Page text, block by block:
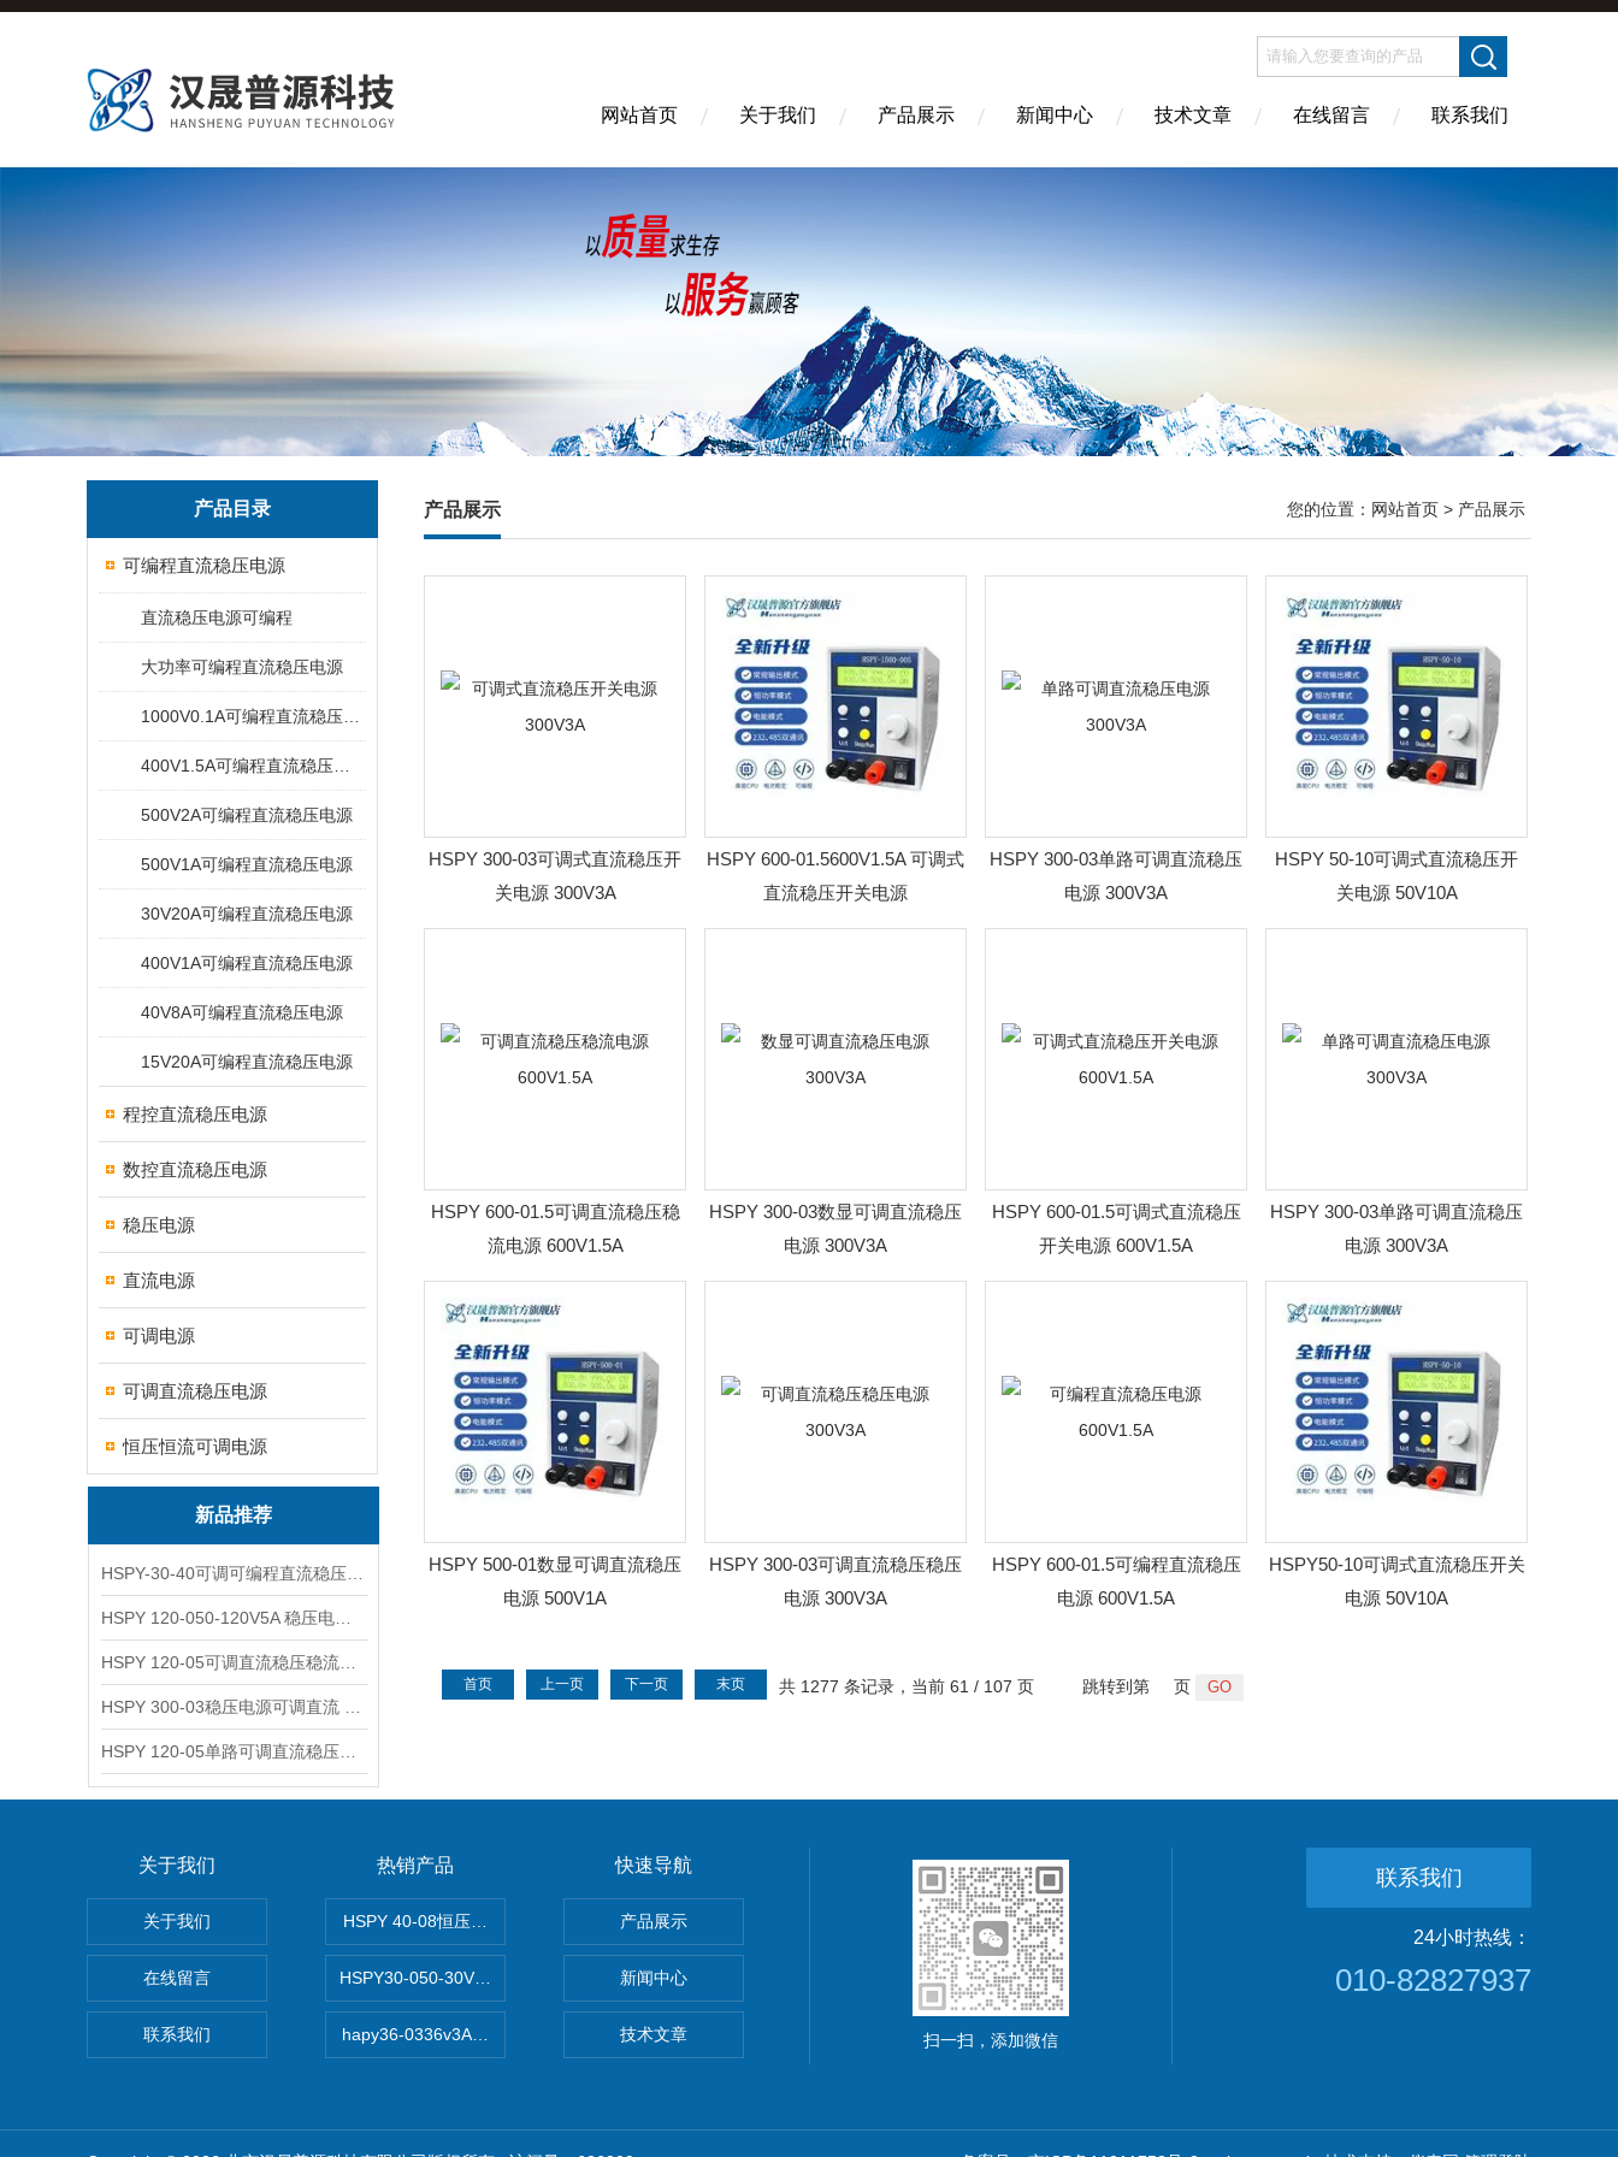
网站首页 关于我们 产品展示 新闻中心 技术文章 在线留言 联系我们
产品目录
可编程直流稳压电源
直流稳压电源可编程
大功率可编程直流稳压电源
500V2A可编程直流稳压电源
500V1A可编程直流稳压电源
30V20A可编程直流稳压电源
400V1A可编程直流稳压电源
40V8A可编程直流稳压电源
15V20A可编程直流稳压电源
程控直流稳压电源
数控直流稳压电源
稳压电源
直流电源
可调电源
可调直流稳压电源
恒压恒流可调电源
新品推荐
产品展示 您的位置： 网站首页 > 产品展示
HSPY 300-03可调式直流稳压开
关电源 300V3A
HSPY 600-01.5600V1.5A 可调式
直流稳压开关电源
HSPY 300-03单路可调直流稳压
电源 300V3A
HSPY 50-10可调式直流稳压开
关电源 50V10A
HSPY 600-01.5可调直流稳压稳
流电源 600V1.5A
HSPY 300-03数显可调直流稳压
电源 300V3A
HSPY 600-01.5可调式直流稳压
开关电源 600V1.5A
HSPY 300-03单路可调直流稳压
电源 300V3A
HSPY 500-01数显可调直流稳压
电源 500V1A
HSPY 300-03可调直流稳压稳压
电源 300V3A
HSPY 600-01.5可编程直流稳压
电源 600V1.5A
HSPY50-10可调式直流稳压开关
电源 50V10A
共 1277 条记录，当前 61 / 107 页
首页 上一页 下一页 末页 跳转到第 页
关于我们
关于我们
在线留言
联系我们
热销产品
HSPY 40-08恒压恒流恒功率电源
HSPY30-050-30V/-05A可调直流稳压电源
hapy36-0336v3A高精度小型可编程直流稳压电源
快速导航
产品展示
新闻中心
技术文章 扫一扫，添加微信
联系我们
24小时热线：
010-82827937